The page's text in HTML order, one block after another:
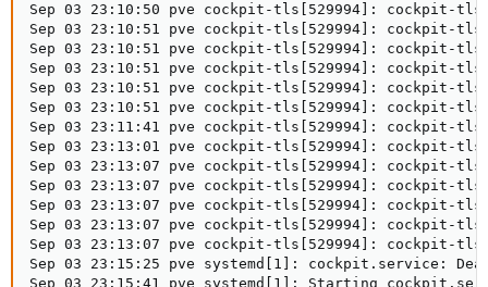
Sep 03 23:10:50 pve cockpit-tls[529994]: cockpit-
Sep 03 23:10:51 pve cockpit-tls[529994]: cockpit-
Sep 03 23:10:51 pve cockpit-tls[529994]: cockpit-
Sep 03 23:10:51 pve cockpit-tls[529994]: cockpit-
Sep 03 23:10:51 pve cockpit-tls[529994]: cockpit-
Sep 03 23:10:51 pve cockpit-tls[529994]: cockpit-
Sep 03 23:11:41 pve cockpit-tls[529994]: cockpit-
Sep 03 23:13:01 pve cockpit-tls[529994]: cockpit-
Sep 03 23:13:07 pve cockpit-tls[529994]: cockpit-
Sep 03 23:13:07 pve cockpit-tls[529994]: cockpit-
Sep 03 23:13:07 pve cockpit-tls[529994]: cockpit-
Sep 03 23:13:07 pve cockpit-tls[529994]: cockpit-
Sep 03 23:13:07 pve cockpit-tls[529994]: cockpit-
Sep 03 23:15:25 pve systemd[1]: cockpit.service:
Sep 03 23:15:41 pve systemd[1]: Starting